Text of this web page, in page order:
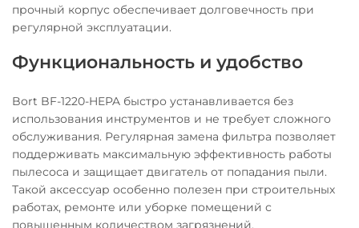
прочный корпус обеспечивает долговечность при
регулярной эксплуатации.
Функциональность и удобство
Bort BF-1220-HEPA быстро устанавливается без
использования инструментов и не требует сложного
обслуживания. Регулярная замена фильтра позволяет
поддерживать максимальную эффективность работы
пылесоса и защищает двигатель от попадания пыли.
Такой аксессуар особенно полезен при строительных
работах, ремонте или уборке помещений с
повышенным количеством загрязнений.